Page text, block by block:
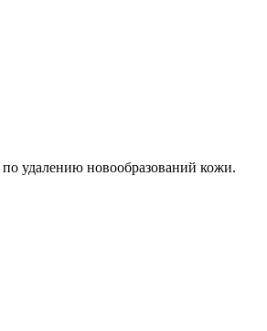
удалению новообразований кожи.